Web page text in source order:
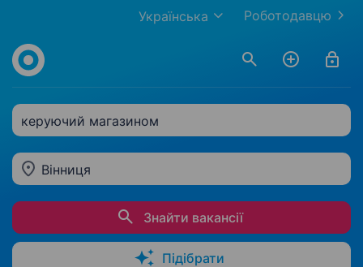
Роботодавцю
Українська
керуючий магазином
Вінниця
Знайти вакансії
Підібрати